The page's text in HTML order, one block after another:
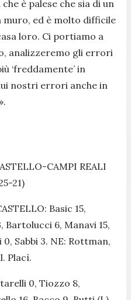
è palese che sia di un
ed è molto difficile
loro. Ci portiamo a
analizzeremo gli errori
‘freddamente’ in
nostri errori anche in
CAMPI REALI
21)
Basic 15,
Bartolucci 6, Manavi 15,
Sabbi 3. NE: Rottman,
Placì.
0, Tiozzo 8,